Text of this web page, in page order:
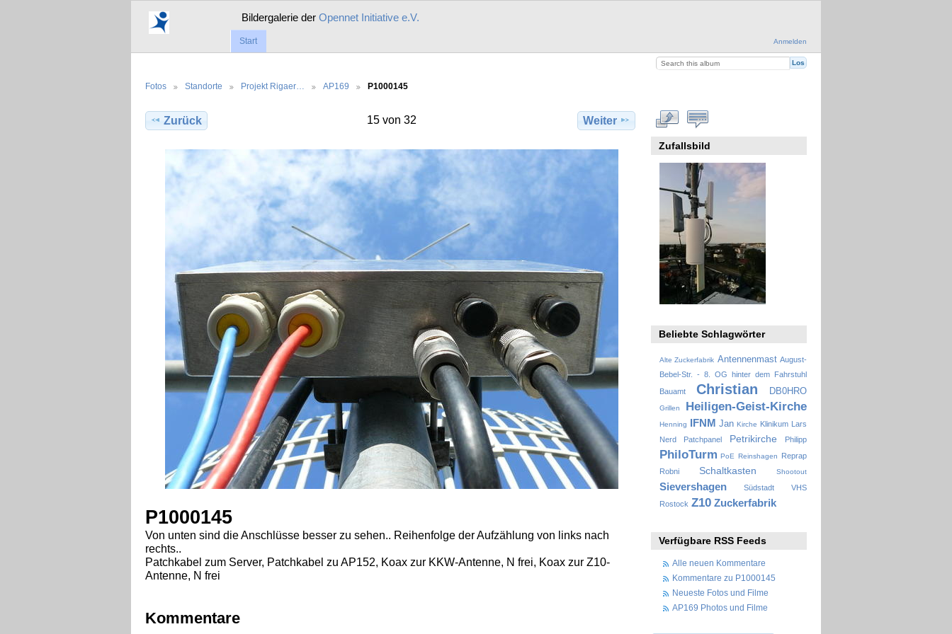
Bildergalerie derOpennet Initiative e.V.
Anmelden
Start
Fotos Standorte Projekt Rigaer… AP169 P1000145
Zurück 15 von 32 Weiter
P1000145
Von unten sind die Anschlüsse besser zu sehen.. Reihenfolge der Aufzählung von links nach
rechts..
Patchkabel zum Server, Patchkabel zu AP152, Koax zur KKW-Antenne, N frei, Koax zur Z10-
Antenne, N frei
Kommentare
Zufallsbild
Beliebte Schlagwörter
Alte Zuckerfabrik Antennenmast August-
Bebel-Str. - 8. OG hinter dem Fahrstuhl
Bauamt
Christian DB0HRO
Grillen Heiligen-Geist-Kirche
Henning IFNM Jan Kirche Klinikum Lars
Nerd
Patchpanel Petrikirche Philipp
PhiloTurm PoE Reinshagen
Reprap
Robni
Schaltkasten Shootout
Sievershagen Südstadt
VHS
Rostock Z10 Zuckerfabrik
Verfügbare RSS Feeds
Alle neuen Kommentare
Kommentare zu P1000145
Neueste Fotos und Filme
AP169 Photos und Filme